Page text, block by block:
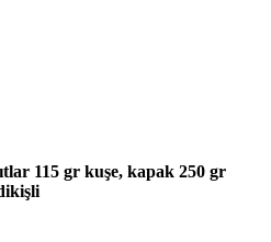
115 gr kuşe, kapak 250 gr